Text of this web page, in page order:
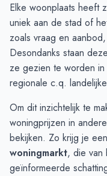
Elke woonplaats heeft
uniek aan de stad of
zoals vraag en
Desondanks staan
ze gezien te worden
regionale c.q.
Om dit inzichtelijk te
woningprijzen in
bekijken. Zo krijg je
woningmarkt, die van
geïnformeerde